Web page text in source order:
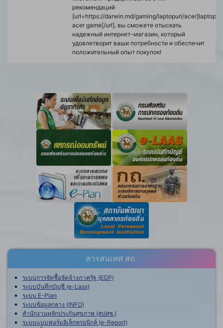
рекомендаций
[url=https://darwin.md/gaming/laptopuri/acer]laptop
acer game[/url], вы сможете отыскать
надежный интернет-магазин, который
удовлетворит ваши потребности и обеспечит
положительный опыт покупок!
สารสนเทศ สถ.
ระบบการจัดซื้อจัดจ้างภาครัฐ (EGP)
ระบบบันทึกบัญชี (e-Lass)
ระบบ E-Plan
ระบบข้อมูลกลาง (INFO)
สำนักงานหลักประกันสุขภาพ (สปสช.)
ระบบแบบฟอร์มอิเล็กทรอนิกส์ (e-Report)